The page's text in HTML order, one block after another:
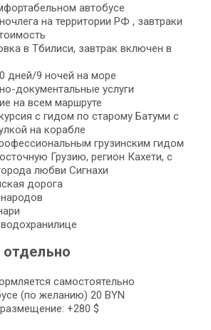
автобусе
на территории РФ , завтраки
в Тбилиси, завтрак включен в
дней/9 ночей на море
документальные услуги
на всем маршруте
с гидом по старому Батуми с
на корабле
грузинским гидом
Грузию, регион Кахети, с
любви Сигнахи
дорога
отдельно
самостоятельно
(по желанию) 20 BYN
+280 $